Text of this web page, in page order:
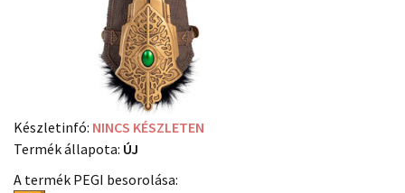
Készletinfó: NINCS KÉSZLETEN
Termék állapota: ÚJ
A termék PEGI besorolása: